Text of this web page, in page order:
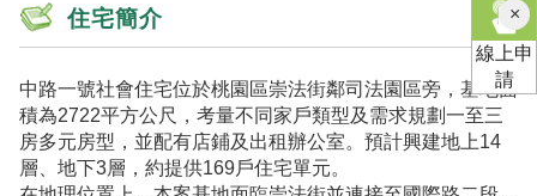
住宅簡介
中路一號社會住宅位於桃園區崇法街鄰司法園區旁，基地面
積為2722平方公尺，考量不同家戶類型及需求規劃一至三
房多元房型，並配有店鋪及出租辦公室。預計興建地上14
層、地下3層，約提供169戶住宅單元。
×關
閉
線上申
請